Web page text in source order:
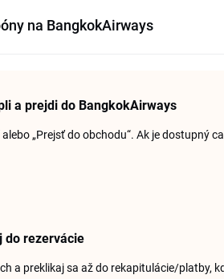
na BangkokAirways
a prejdi do BangkokAirways
alebo „Prejsť do obchodu“. Ak je dostupný
do rezervácie
a preklikaj sa až do rekapitulácie/platby,